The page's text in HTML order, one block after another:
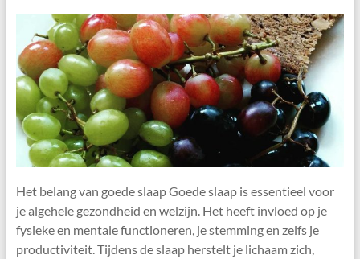
Het belang van goede slaap Goede slaap is essentieel voor
je algehele gezondheid en welzijn. Het heeft invloed op je
fysieke en mentale functioneren, je stemming en zelfs je
productiviteit. Tijdens de slaap herstelt je lichaam zich,